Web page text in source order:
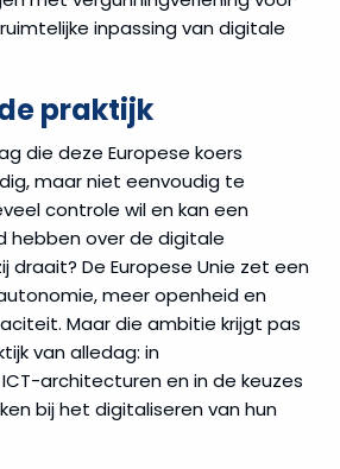
inpassing van digitale
praktijk
die deze Europese koers
maar niet eenvoudig te
controle wil en kan een
hebben over de digitale
draait? De Europese Unie zet een
meer openheid en
Maar die ambitie krijgt pas
van alledag: in
architecturen en in de keuzes
bij het digitaliseren van hun